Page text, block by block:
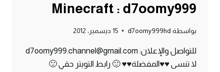
Minecraft : d7oomy999
بواسطة d7oomy999hd 15 ديسمبر، 2012
للتواصل والإعلان: d7oomy999.channel@gmail.com
لا تنسى ♥♥المفضلة♥♥ 🙂 رابط التويتر حقي 🙂